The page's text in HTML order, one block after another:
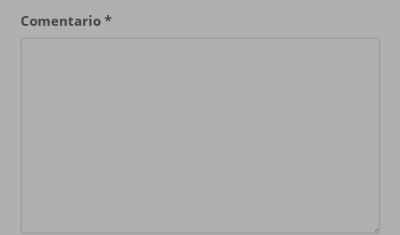
Comentario *